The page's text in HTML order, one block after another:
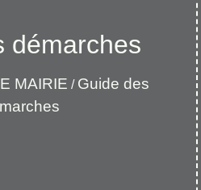
démarches
MAIRIE / Guide des